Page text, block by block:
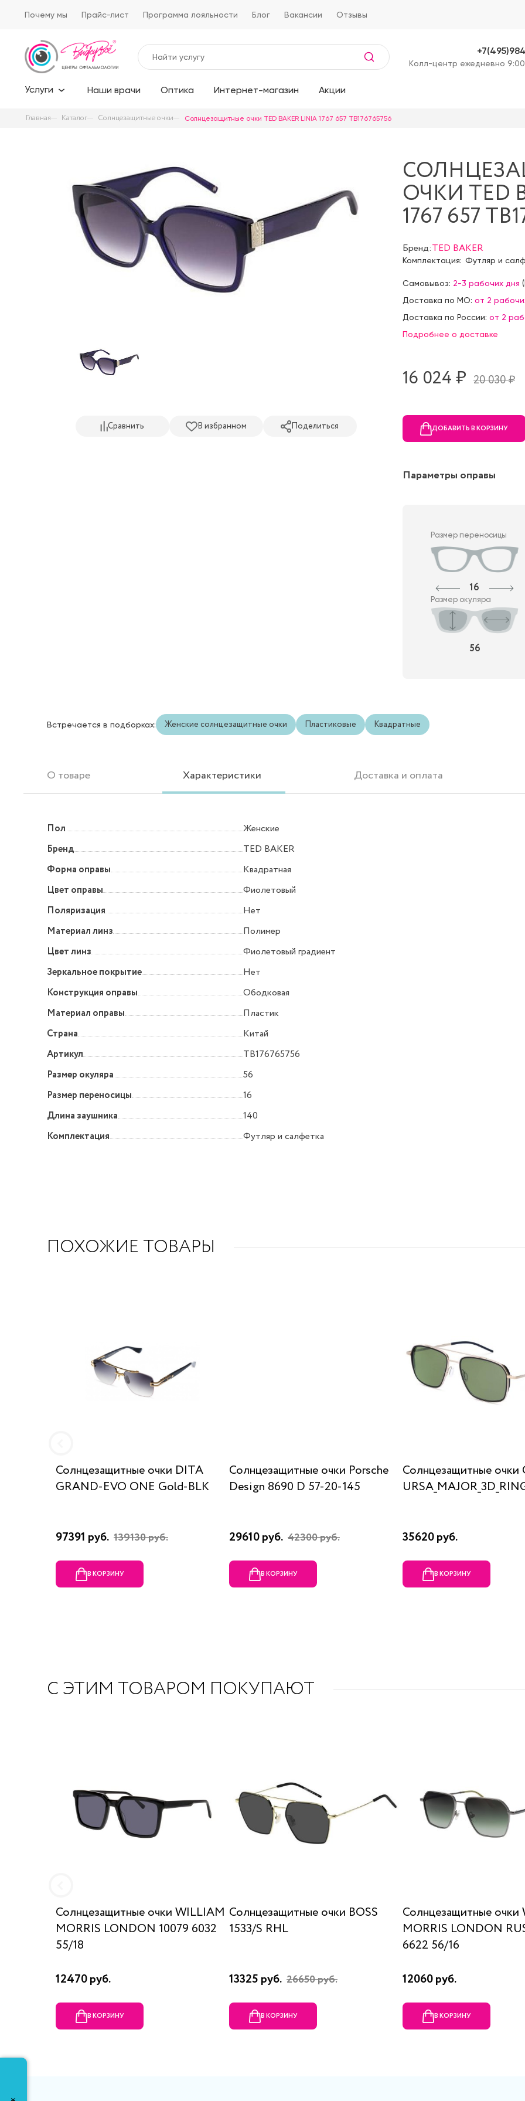
Почему мы Прайс-лист Программа лояльности Блог Вакансии Отзывы
Kолл-центр ежедневно
Услуги Наши врачи Оптика Интернет-магазин Акции
Главная Каталог Солнцезащитные очки Солнцезащитные очки TED BAKER LINIA 1767 657 TB176765756
Сравнить В избранном Поделиться
ОЧКИ TED
1767 657
Бренд:TED BAKER
Комплектация: Футляр и
Самовывоз: 2-3 рабочих дня (
Доставка по МО: от 2
Доставка по России: от 2
Подробнее о доставке
16 024 ₷ 20 030 ₷
ДОБАВИТЬ В КОРЗИНУ
Параметры оправы
Размер переносицы
16
Размер окуляра
56
Встречается в подборках: Женские солнцезащитные очки Пластиковые Квадратные
О товаре Характеристики Доставка и оплата
Пол
Женские
Бренд
TED BAKER
Форма оправы
Квадратная
Цвет оправы
Фиолетовый
Поляризация
Нет
Материал линз
Полимер
Цвет линз
Фиолетовый градиент
Зеркальное покрытие
Нет
Конструкция оправы
Ободковая
Материал оправы
Пластик
Страна
Китай
Артикул
TB176765756
Размер окуляра
56
Размер переносицы
16
Длина заушника
140
Комплектация
Футляр и салфетка
ПОХОЖИЕ ТОВАРЫ
Солнцезащитные очки DITA
GRAND-EVO ONE Gold-BLK
97391 руб. 139130 руб.
В КОРЗИНУ
Солнцезащитные очки Porsche
Design 8690 D 57-20-145
29610 руб. 42300 руб.
В КОРЗИНУ
Солнцезащитные очки
35620 руб.
В КОРЗИНУ
С ЭТИМ ТОВАРОМ ПОКУПАЮТ
Солнцезащитные очки WILLIAM
MORRIS LONDON 10079 6032
55/18
12470 руб.
В КОРЗИНУ
Солнцезащитные очки BOSS
1533/S RHL
13325 руб. 26650 руб.
В КОРЗИНУ
Солнцезащитные очки
MORRIS LONDON
6622 56/16
12060 руб.
В КОРЗИНУ